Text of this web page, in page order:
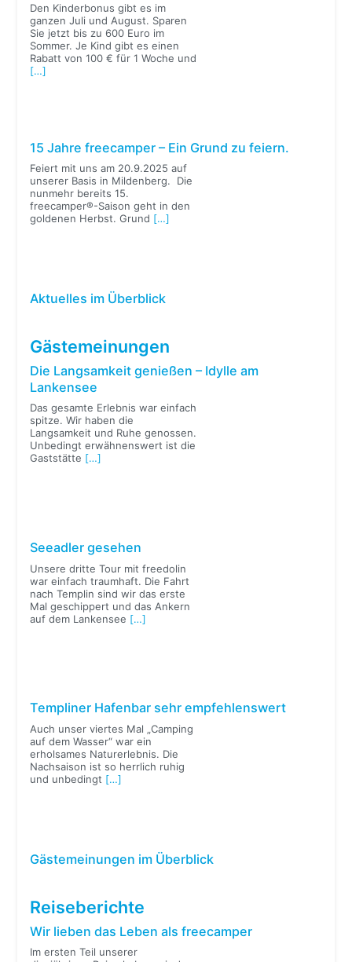
Den Kinderbonus gibt es im
ganzen Juli und August. Sparen
Sie jetzt bis zu 600 Euro im
Sommer. Je Kind gibt es einen
Rabatt von 100 € für 1 Woche und
[…]
15 Jahre freecamper – Ein Grund zu feiern.
Feiert mit uns am 20.9.2025 auf
unserer Basis in Mildenberg. Die
nunmehr bereits 15.
freecamper®-Saison geht in den
goldenen Herbst. Grund […]
Aktuelles im Überblick
Gästemeinungen
Die Langsamkeit genießen – Idylle am
Lankensee
Das gesamte Erlebnis war einfach
spitze. Wir haben die
Langsamkeit und Ruhe genossen.
Unbedingt erwähnenswert ist die
Gaststätte […]
Seeadler gesehen
Unsere dritte Tour mit freedolin
war einfach traumhaft. Die Fahrt
nach Templin sind wir das erste
Mal geschippert und das Ankern
auf dem Lankensee […]
Templiner Hafenbar sehr empfehlenswert
Auch unser viertes Mal „Camping
auf dem Wasser“ war ein
erholsames Naturerlebnis. Die
Nachsaison ist so herrlich ruhig
und unbedingt […]
Gästemeinungen im Überblick
Reiseberichte
Wir lieben das Leben als freecamper
Im ersten Teil unserer